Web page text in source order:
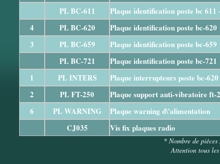
PL BC-611
Plaque identification poste bc 611
4
PL BC-620
Plaque identification poste bc-620
3
PL BC-659
Plaque identification poste bc-659
PL BC-721
Plaque identification poste bc-721
1
PL INTERS
Plaque interrupteurs poste bc-
2
PL FT-250
Plaque support anti-vibratoire ft-
6
PL WARNING
Plaque warning d\'alimentation
CJ035
Vis fix plaques radio
* Nombre de
Attention tous